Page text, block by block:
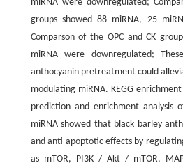
miRNA were downregulated;
groups showed 88 miRNA, 25
Comparson of the OPC and CK
miRNA were downregulated;
anthocyanin pretreatment could
modulating miRNA. KEGG
prediction and enrichment analysis
miRNA showed that black barley
and anti-apoptotic effects by
as mTOR, PI3K / Akt / mTOR,